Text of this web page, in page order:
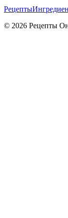
Рецепты
© 2026 Рецепты